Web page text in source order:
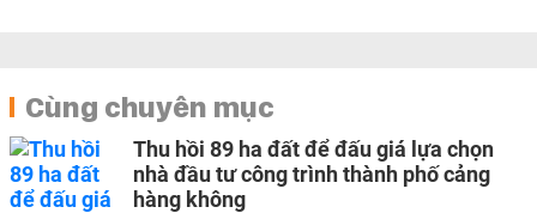
Cùng chuyên mục
Thu hồi 89 ha đất để đấu giá lựa chọn
nhà đầu tư công trình thành phố cảng
hàng không